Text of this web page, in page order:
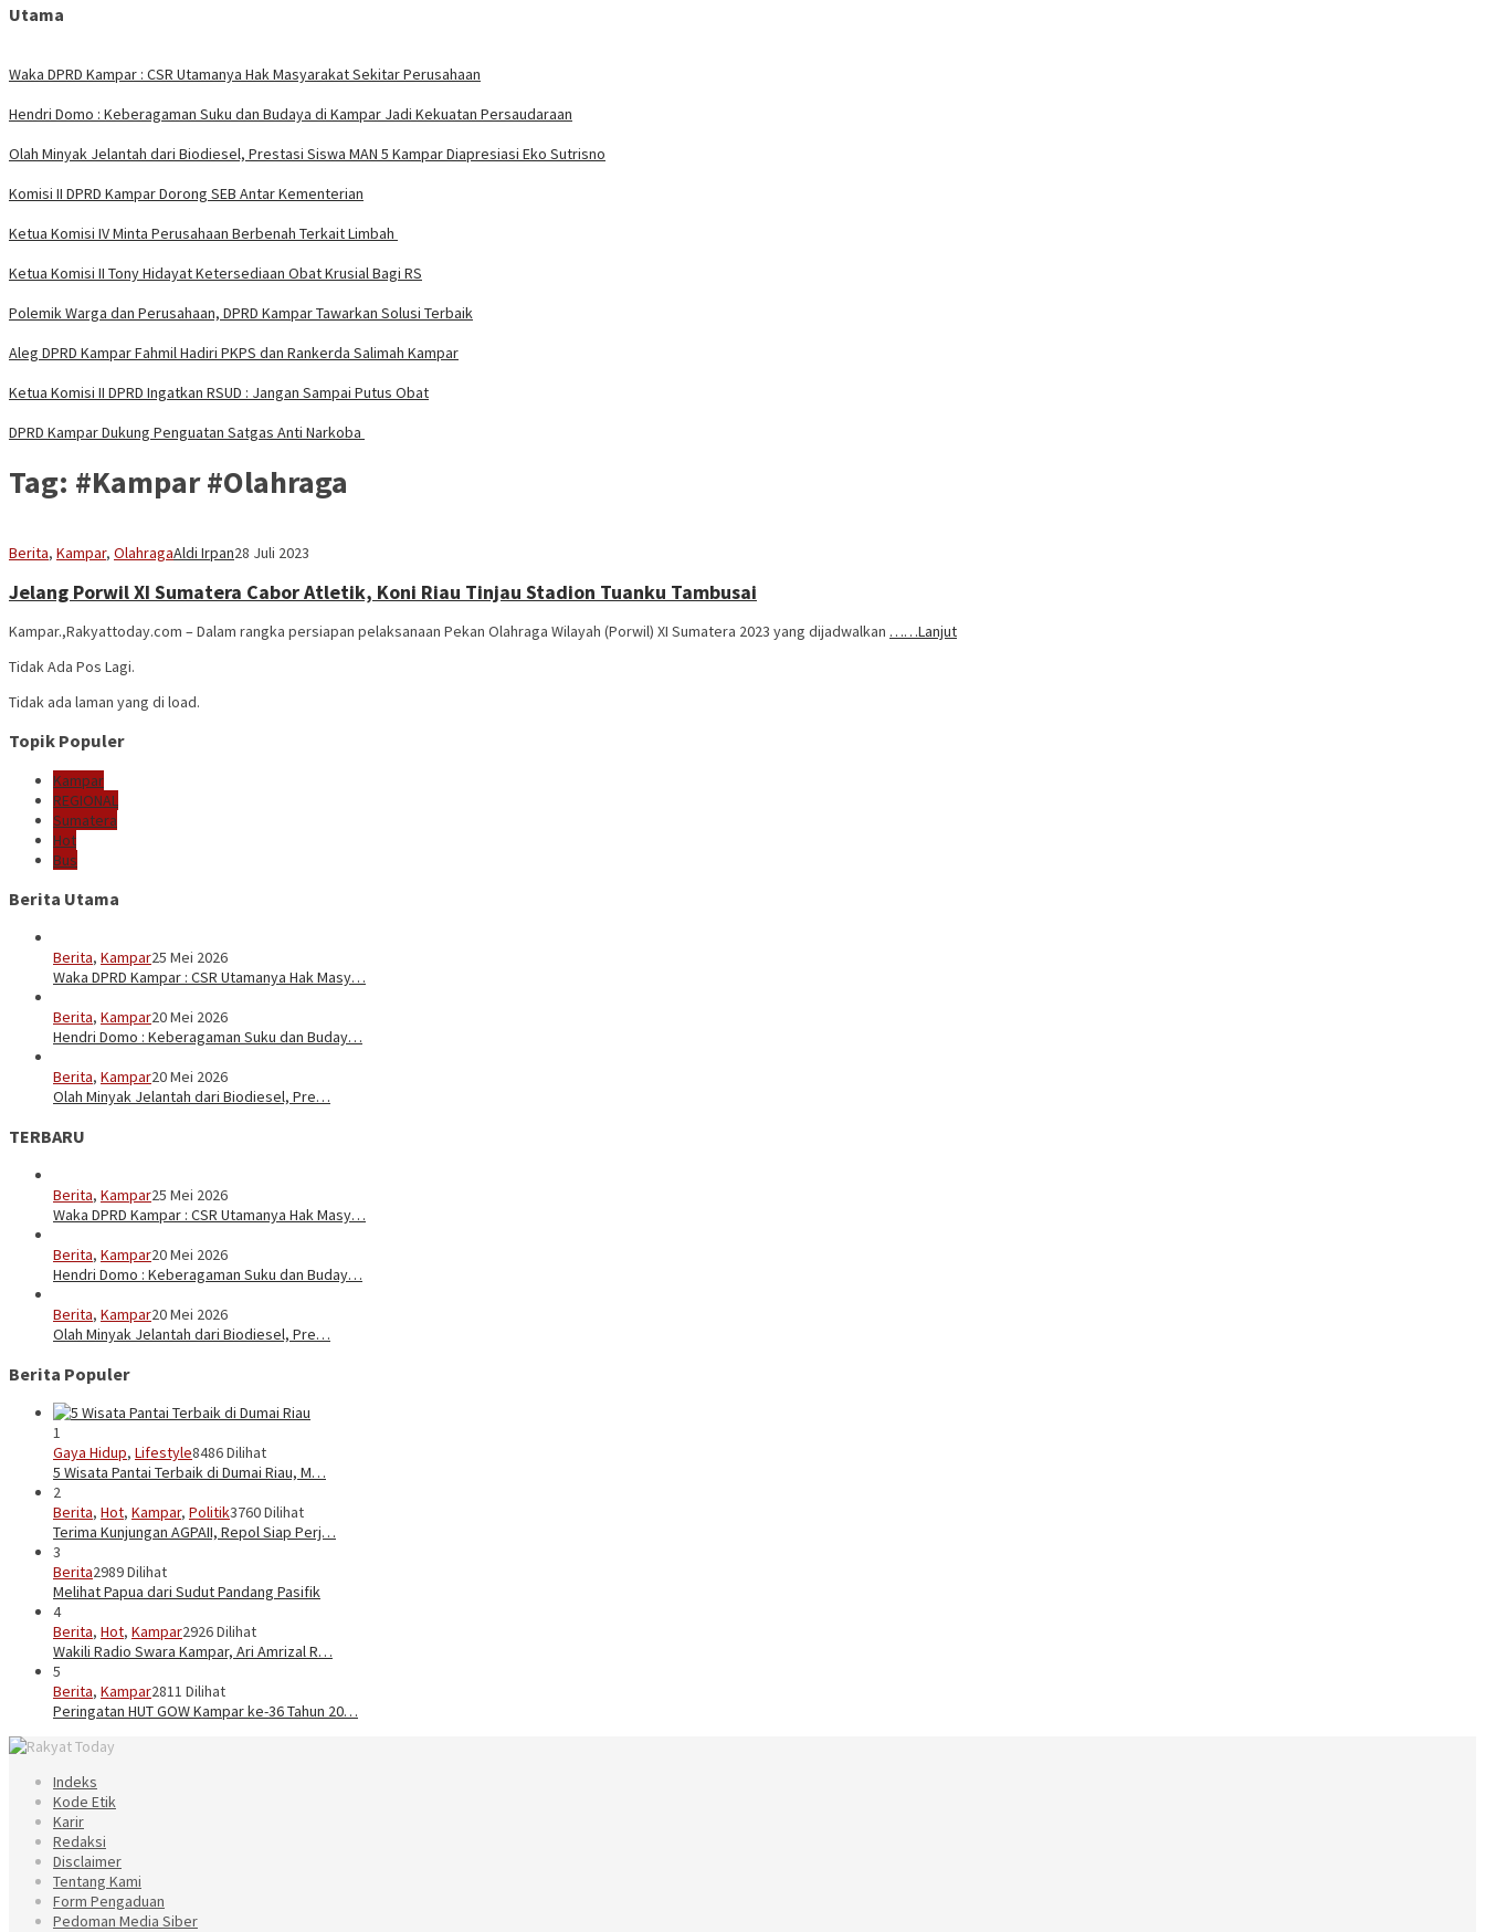
Utama
Waka DPRD Kampar : CSR Utamanya Hak Masyarakat Sekitar Perusahaan
Hendri Domo : Keberagaman Suku dan Budaya di Kampar Jadi Kekuatan Persaudaraan
Olah Minyak Jelantah dari Biodiesel, Prestasi Siswa MAN 5 Kampar Diapresiasi Eko Sutrisno
Komisi II DPRD Kampar Dorong SEB Antar Kementerian
Ketua Komisi IV Minta Perusahaan Berbenah Terkait Limbah
Ketua Komisi II Tony Hidayat Ketersediaan Obat Krusial Bagi RS
Polemik Warga dan Perusahaan, DPRD Kampar Tawarkan Solusi Terbaik
Aleg DPRD Kampar Fahmil Hadiri PKPS dan Rankerda Salimah Kampar
Ketua Komisi II DPRD Ingatkan RSUD : Jangan Sampai Putus Obat
DPRD Kampar Dukung Penguatan Satgas Anti Narkoba
Tag: #Kampar #Olahraga
Berita, Kampar, OlahragaAldi Irpan28 Juli 2023
Jelang Porwil XI Sumatera Cabor Atletik, Koni Riau Tinjau Stadion Tuanku Tambusai
Kampar.,Rakyattoday.com – Dalam rangka persiapan pelaksanaan Pekan Olahraga Wilayah (Porwil) XI Sumatera 2023 yang dijadwalkan ……Lanjut
Tidak Ada Pos Lagi.
Tidak ada laman yang di load.
Topik Populer
Kampar
REGIONAL
Sumatera
Hot
Bus
Berita Utama
Berita, Kampar25 Mei 2026
Waka DPRD Kampar : CSR Utamanya Hak Masy…
Berita, Kampar20 Mei 2026
Hendri Domo : Keberagaman Suku dan Buday…
Berita, Kampar20 Mei 2026
Olah Minyak Jelantah dari Biodiesel, Pre…
TERBARU
Berita, Kampar25 Mei 2026
Waka DPRD Kampar : CSR Utamanya Hak Masy…
Berita, Kampar20 Mei 2026
Hendri Domo : Keberagaman Suku dan Buday…
Berita, Kampar20 Mei 2026
Olah Minyak Jelantah dari Biodiesel, Pre…
Berita Populer
1
Gaya Hidup, Lifestyle8486 Dilihat
5 Wisata Pantai Terbaik di Dumai Riau, M…
2
Berita, Hot, Kampar, Politik3760 Dilihat
Terima Kunjungan AGPAII, Repol Siap Perj…
3
Berita2989 Dilihat
Melihat Papua dari Sudut Pandang Pasifik
4
Berita, Hot, Kampar2926 Dilihat
Wakili Radio Swara Kampar, Ari Amrizal R…
5
Berita, Kampar2811 Dilihat
Peringatan HUT GOW Kampar ke-36 Tahun 20…
Indeks
Kode Etik
Karir
Redaksi
Disclaimer
Tentang Kami
Form Pengaduan
Pedoman Media Siber